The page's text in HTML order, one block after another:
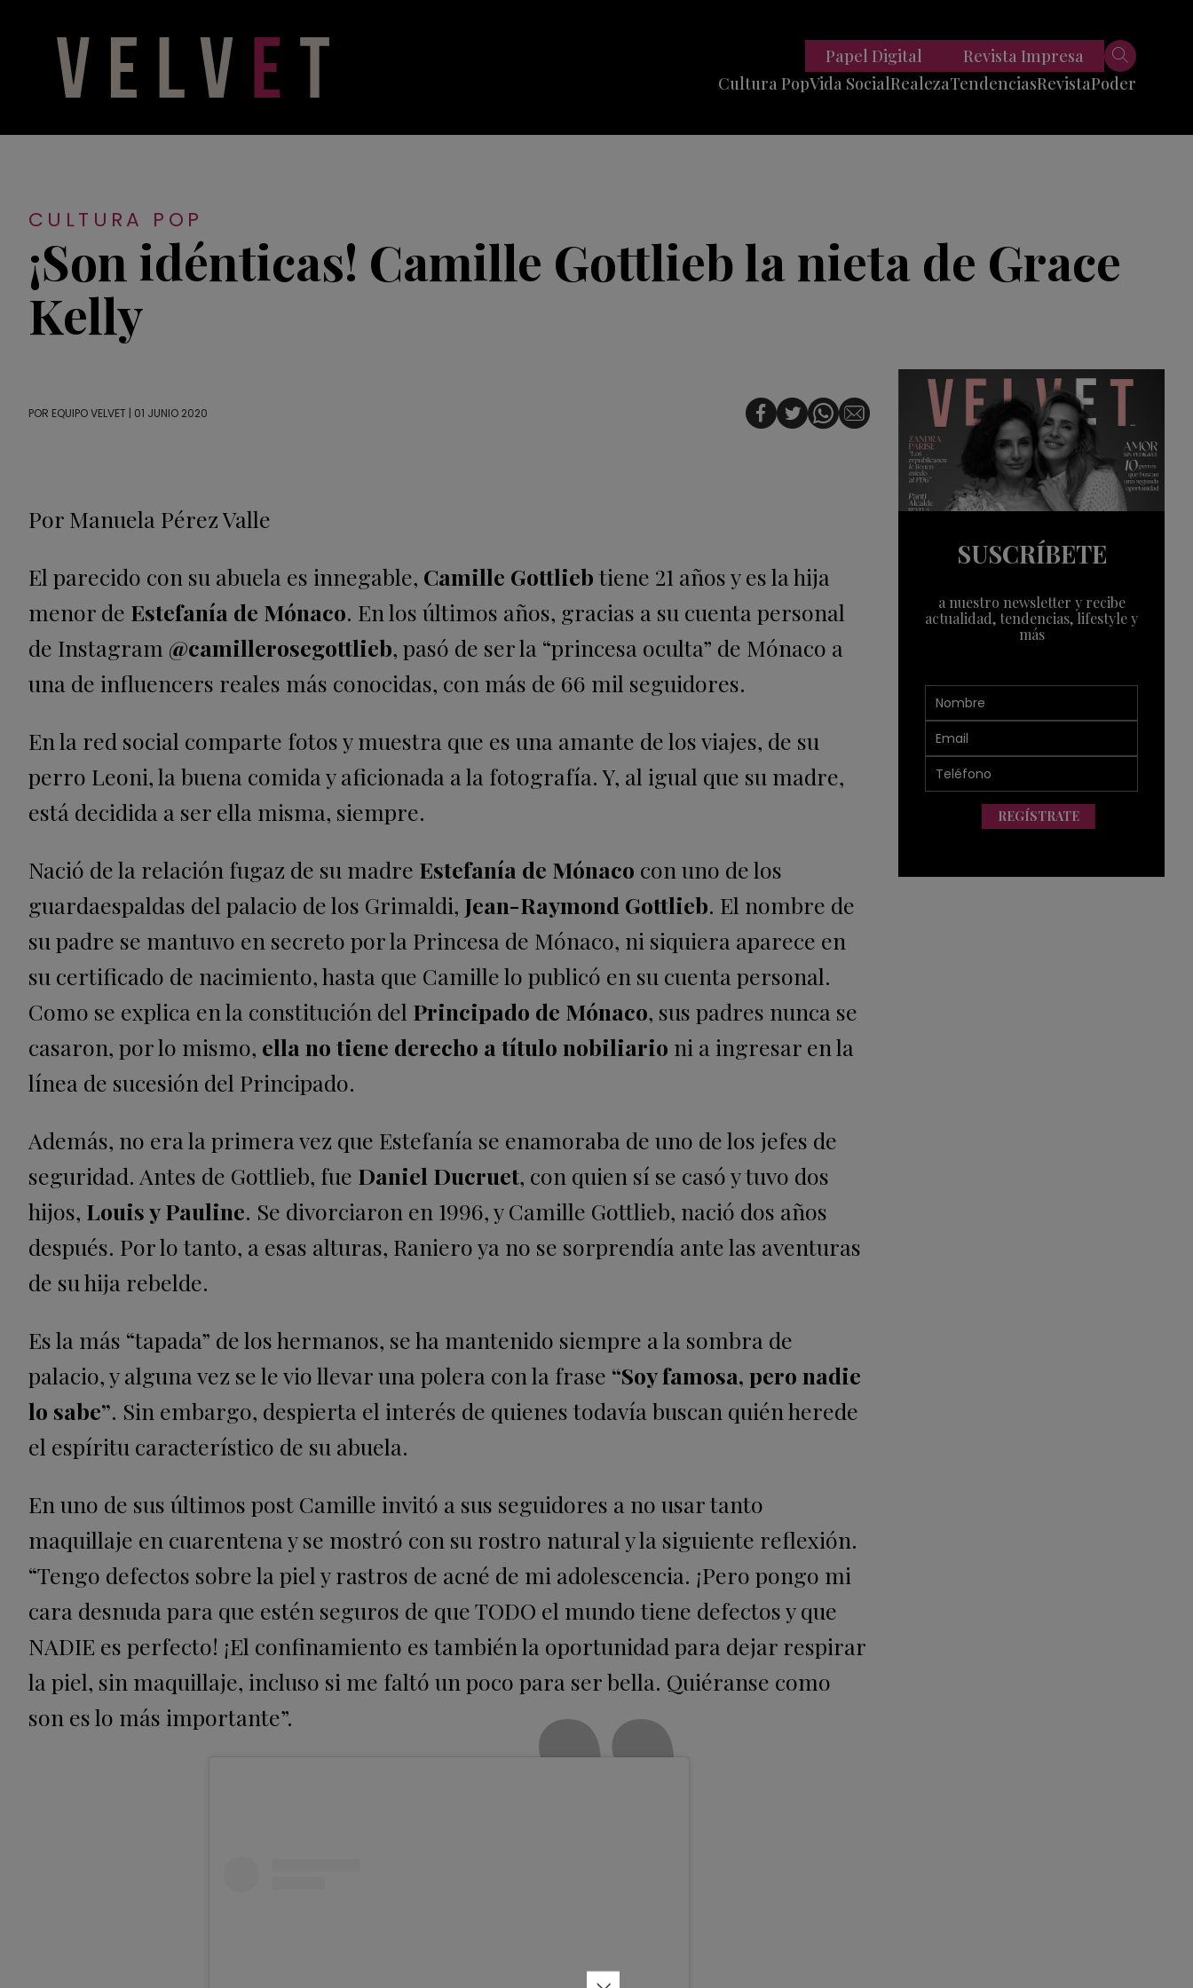
Cultura PopVida SocialRealezaTendencias
Viajes
Tech
RevistaPoder
Papel Digital Revista Impresa
CULTURA POP
¡Son idénticas! Camille Gottlieb la nieta de Grace
Kelly
POR EQUIPO VELVET | 01 JUNIO 2020
Por Manuela Pérez Valle
El parecido con su abuela es innegable, Camille Gottliebtiene 21 años y es la hija
menor de Estefanía de Mónaco. En los últimos años, gracias a su cuenta personal
de Instagram @camillerosegottlieb, pasó de ser la “princesa oculta” de Mónaco a
una de influencers reales más conocidas, con más de 66 mil seguidores.
En la red social comparte fotos y muestra que es una amante de los viajes, de su
perro Leoni, la buena comida y aficionada a la fotografía. Y, al igual que su madre,
está decidida a ser ella misma, siempre.
Nació de la relación fugaz de su madre Estefanía de Mónaco con uno de los
guardaespaldas del palacio de los Grimaldi, Jean-Raymond Gottlieb. El nombre de
su padre se mantuvo en secreto por la Princesa de Mónaco, ni siquiera aparece en
su certificado de nacimiento, hasta que Camille lo publicó en su cuenta personal.
Como se explica en la constitución del Principado de Mónaco, sus padres nunca se
casaron, por lo mismo, ella no tiene derecho a título nobiliario ni a ingresar en la
línea de sucesión del Principado.
Además, no era la primera vez que Estefanía se enamoraba de uno de los jefes de
seguridad. Antes de Gottlieb, fue Daniel Ducruet, con quien sí se casó y tuvo dos
hijos, Louis y Pauline. Se divorciaron en 1996, y Camille Gottlieb, nació dos años
después. Por lo tanto, a esas alturas, Raniero ya no se sorprendía ante las aventuras
de su hija rebelde.
Es la más “tapada” de los hermanos, se ha mantenido siempre a la sombra de
palacio, y alguna vez se le vio llevar una polera con la frase “Soy famosa, pero nadie
lo sabe”. Sin embargo, despierta el interés de quienes todavía buscan quién herede
el espíritu característico de su abuela.
En uno de sus últimos post Camille invitó a sus seguidores a no usar tanto
maquillaje en cuarentena y se mostró con su rostro natural y la siguiente reflexión.
“Tengo defectos sobre la piel y rastros de acné de mi adolescencia. ¡Pero pongo mi
cara desnuda para que estén seguros de que TODO el mundo tiene defectos y que
NADIE es perfecto! ¡El confinamiento es también la oportunidad para dejar respirar
la piel, sin maquillaje, incluso si me faltó un poco para ser bella. Quiéranse como
son es lo más importante”.
SUSCRÍBETE
a nuestro newsletter y recibe
actualidad, tendencias, lifestyle y
más
REGÍSTRATE